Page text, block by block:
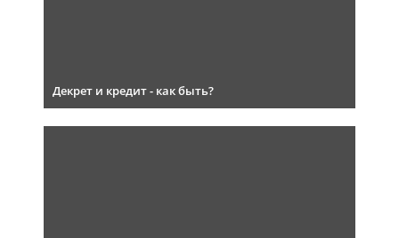
Декрет и кредит - как быть?